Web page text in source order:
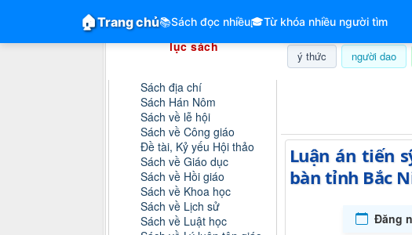
🏠Trang chủ📚Sách đọc nhiều🎓Từ khóa nhiều người tìm
ý thức người dao
Luận án tiến
bàn tỉnh Bắc
Đăng
Hệ thống hóa tài liệu & mục
lục sách
Sách địa chí
Sách Hán Nôm
Sách về lễ hội
Sách về Công giáo
Đề tài, Kỷ yếu Hội thảo
Sách về Giáo dục
Sách về Hồi giáo
Sách về Khoa học
Sách về Lịch sử
Sách về Luật học